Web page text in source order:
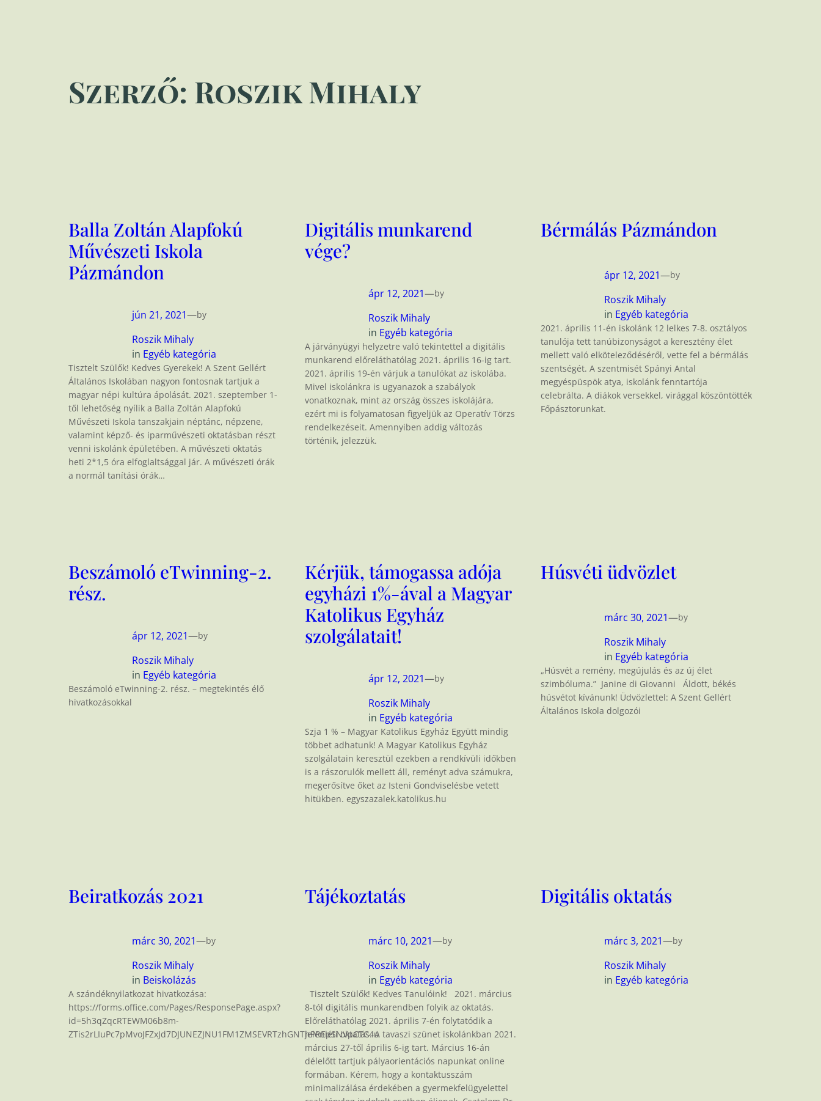
Szerző: Roszik Mihaly
Balla Zoltán Alapfokú
Művészeti Iskola
Pázmándon
jún 21, 2021—by
Roszik Mihaly
in Egyéb kategória
Tisztelt Szülők! Kedves Gyerekek! A Szent Gellért
Általános Iskolában nagyon fontosnak tartjuk a
magyar népi kultúra ápolását. 2021. szeptember 1-
től lehetőség nyílik a Balla Zoltán Alapfokú
Művészeti Iskola tanszakjain néptánc, népzene,
valamint képző- és iparművészeti oktatásban részt
venni iskolánk épületében. A művészeti oktatás
heti 2*1,5 óra elfoglaltsággal jár. A művészeti órák
a normál tanítási órák…
Digitális munkarend
vége?
ápr 12, 2021—by
Roszik Mihaly
in Egyéb kategória
A járványügyi helyzetre való tekintettel a digitális
munkarend előreláthatólag 2021. április 16-ig tart.
2021. április 19-én várjuk a tanulókat az iskolába.
Mivel iskolánkra is ugyanazok a szabályok
vonatkoznak, mint az ország összes iskolájára,
ezért mi is folyamatosan figyeljük az Operatív Törzs
rendelkezéseit. Amennyiben addig változás
történik, jelezzük.
Bérmálás Pázmándon
ápr 12, 2021—by
Roszik Mihaly
in Egyéb kategória
2021. április 11-én iskolánk 12 lelkes 7-8. osztályos
tanulója tett tanúbizonyságot a keresztény élet
mellett való elköteleződéséről, vette fel a bérmálás
szentségét. A szentmisét Spányi Antal
megyéspüspök atya, iskolánk fenntartója
celebrálta. A diákok versekkel, virággal köszöntötték
Főpásztorunkat.
Beszámoló eTwinning-2.
rész.
ápr 12, 2021—by
Roszik Mihaly
in Egyéb kategória
Beszámoló eTwinning-2. rész. – megtekintés élő
hivatkozásokkal
Kérjük, támogassa adója
egyházi 1%-ával a Magyar
Katolikus Egyház
szolgálatait!
ápr 12, 2021—by
Roszik Mihaly
in Egyéb kategória
Szja 1 % – Magyar Katolikus Egyház Együtt mindig
többet adhatunk! A Magyar Katolikus Egyház
szolgálatain keresztül ezekben a rendkívüli időkben
is a rászorulók mellett áll, reményt adva számukra,
megerősítve őket az Isteni Gondviselésbe vetett
hitükben. egyszazalek.katolikus.hu
Húsvéti üdvözlet
márc 30, 2021—by
Roszik Mihaly
in Egyéb kategória
„Húsvét a remény, megújulás és az új élet
szimbóluma.” Janine di Giovanni Áldott, békés
húsvétot kívánunk! Üdvözlettel: A Szent Gellért
Általános Iskola dolgozói
Beiratkozás 2021
márc 30, 2021—by
Roszik Mihaly
in Beiskolázás
A szándéknyilatkozat hivatkozása:
https://forms.office.com/Pages/ResponsePage.aspx?
id=5h3qZqcRTEWM06b8m-
ZTis2rLIuPc7pMvoJFZxJd7DJUNEZJNU1FM1ZMSEVRTzhGNThPREpSNVpCTC4u
Tájékoztatás
márc 10, 2021—by
Roszik Mihaly
in Egyéb kategória
Tisztelt Szülők! Kedves Tanulóink! 2021. március
8-tól digitális munkarendben folyik az oktatás.
Előreláthatólag 2021. április 7-én folytatódik a
jelenléti oktatás. A tavaszi szünet iskolánkban 2021.
március 27-től április 6-ig tart. Március 16-án
délelőtt tartjuk pályaorientációs napunkat online
formában. Kérem, hogy a kontaktusszám
minimalizálása érdekében a gyermekfelügyelettel
Digitális oktatás
márc 3, 2021—by
Roszik Mihaly
in Egyéb kategória